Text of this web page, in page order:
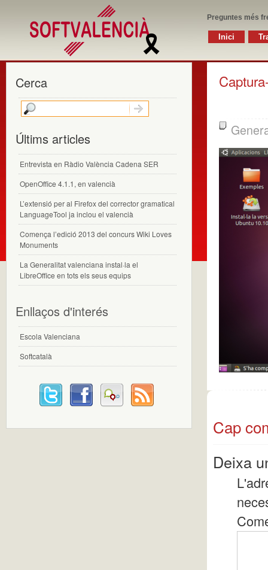
Preguntes més
Inici
Cap
Deixa
Cerca
Últims articles
Entrevista en Ràdio València Cadena SER
OpenOffice 4.1.1, en valencià
L’extensió per al Firefox del corrector gramatical
LanguageTool ja inclou el valencià
Comença l’edició 2013 del concurs Wiki Loves
Monuments
La Generalitat valenciana instal·la el
LibreOffice en tots els seus equips
Enllaços d'interés
Escola Valenciana
Softcatalà